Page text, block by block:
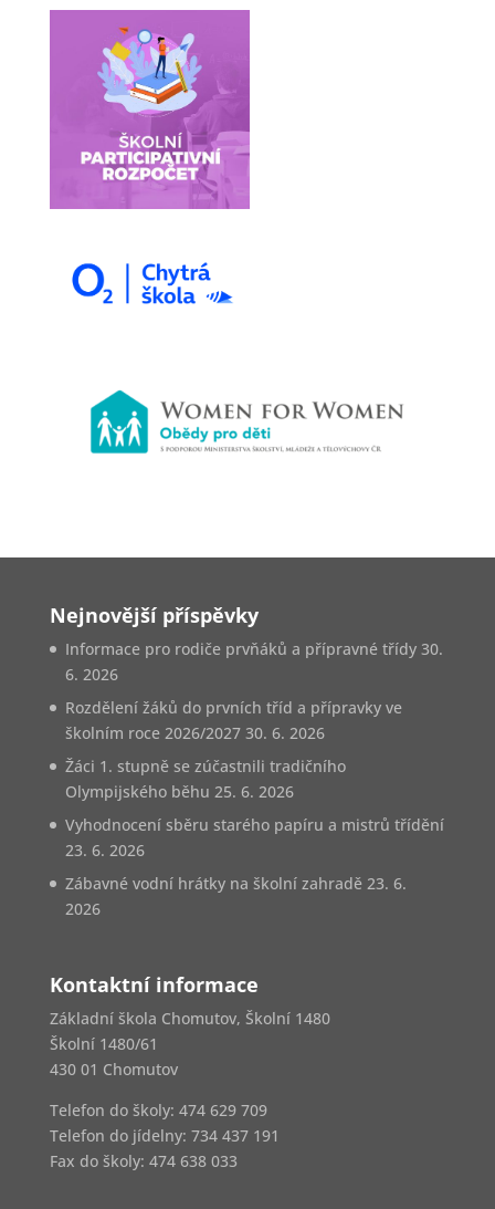
Nejnovější příspěvky
Informace pro rodiče prvňáků a přípravné třídy 30.
6. 2026
Rozdělení žáků do prvních tříd a přípravky ve
školním roce 2026/2027 30. 6. 2026
Žáci 1. stupně se zúčastnili tradičního
Olympijského běhu 25. 6. 2026
Vyhodnocení sběru starého papíru a mistrů třídění
23. 6. 2026
Zábavné vodní hrátky na školní zahradě 23. 6.
2026
Kontaktní informace
Základní škola Chomutov, Školní 1480
Školní 1480/61
430 01 Chomutov
Telefon do školy: 474 629 709
Telefon do jídelny: 734 437 191
Fax do školy: 474 638 033